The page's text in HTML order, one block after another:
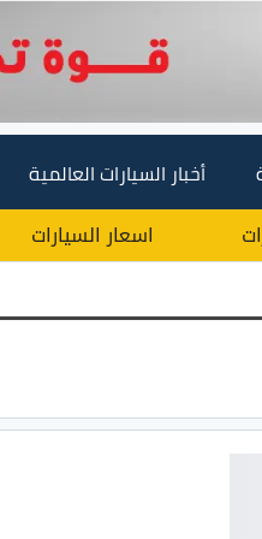
أخبار السيارات العالمية
اسعار السيارات